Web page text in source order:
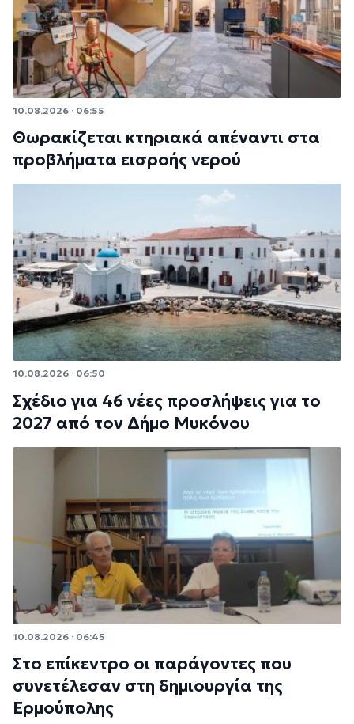
10.08.2026 · 06:55
Θωρακίζεται κτηριακά απέναντι στα
προβλήματα εισροής νερού
10.08.2026 · 06:50
Σχέδιο για 46 νέες προσλήψεις για το
2027 από τον Δήμο Μυκόνου
10.08.2026 · 06:45
Στο επίκεντρο οι παράγοντες που
συνετέλεσαν στη δημιουργία της
Ερμούπολης